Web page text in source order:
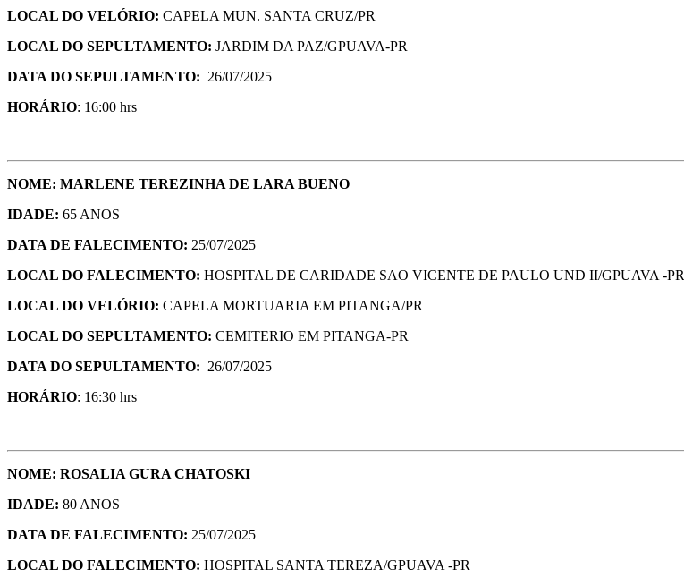
LOCAL DO VELÓRIO: CAPELA MUN. SANTA CRUZ/PR
LOCAL DO SEPULTAMENTO: JARDIM DA PAZ/GPUAVA-PR
DATA DO SEPULTAMENTO: 26/07/2025
HORÁRIO: 16:00 hrs
NOME: MARLENE TEREZINHA DE LARA BUENO
IDADE: 65 ANOS
DATA DE FALECIMENTO: 25/07/2025
LOCAL DO FALECIMENTO: HOSPITAL DE CARIDADE SAO VICENTE DE PAULO UND II/GPUAVA -PR
LOCAL DO VELÓRIO: CAPELA MORTUARIA EM PITANGA/PR
LOCAL DO SEPULTAMENTO: CEMITERIO EM PITANGA-PR
DATA DO SEPULTAMENTO: 26/07/2025
HORÁRIO: 16:30 hrs
NOME: ROSALIA GURA CHATOSKI
IDADE: 80 ANOS
DATA DE FALECIMENTO: 25/07/2025
LOCAL DO FALECIMENTO: HOSPITAL SANTA TEREZA/GPUAVA -PR